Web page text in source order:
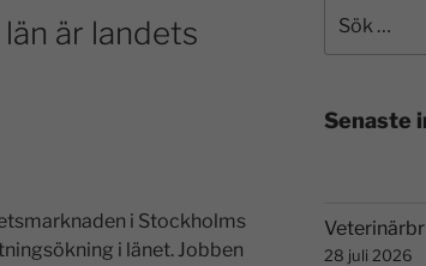
är landets
i Stockholms
i länet. Jobben
Senaste
28 juli 2026